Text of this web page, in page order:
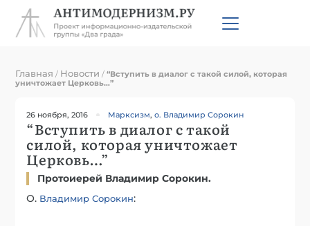
Главная / Новости /“Вступить в диалог с такой силой, которая
уничтожает Церковь…”
26 ноября, 2016 Марксизм,о. Владимир Сорокин
“Вступить в диалог с такой
силой, которая уничтожает
Церковь…”
Протоиерей Владимир Сорокин.
О. Владимир Сорокин: